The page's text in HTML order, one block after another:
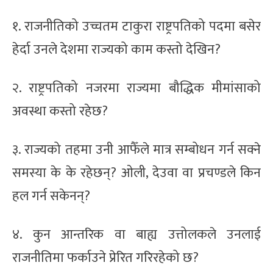
१. राजनीतिको उच्चतम टाकुरा राष्ट्रपतिको पदमा बसेर
हेर्दा उनले देशमा राज्यको काम कस्तो देखिन?
२. राष्ट्रपतिको नजरमा राज्यमा बौद्धिक मीमांसाको
अवस्था कस्तो रहेछ?
३. राज्यको तहमा उनी आफैँले मात्र सम्बोधन गर्न सक्ने
समस्या के के रहेछन्? ओली, देउवा वा प्रचण्डले किन
हल गर्न सकेनन्?
४. कुन आन्तरिक वा बाह्य उत्तोलकले उनलाई
राजनीतिमा फर्काउने प्रेरित गरिरहेको छ?